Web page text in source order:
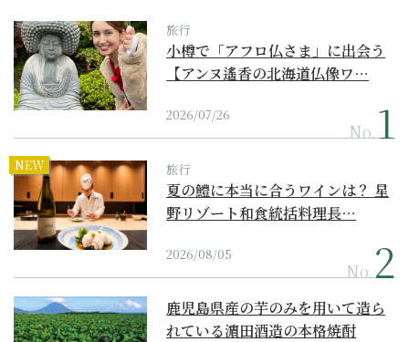
旅行
小樽で「アフロ仏さま」に出会う
【アンヌ遙香の北海道仏像ワ…
2026/07/26
No.
NEW 旅行
夏の鱧に本当に合うワインは？ 星
野リゾート和食統括料理長…
2026/08/05
No.
鹿児島県産の芋のみを用いて造ら
れている濵田酒造の本格焼酎